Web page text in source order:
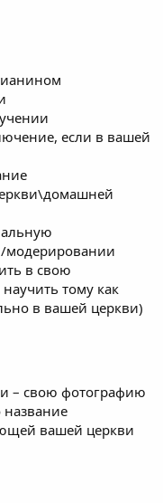
если в вашей
в свою
тому как
в вашей церкви)
– свою фотографию
название
вашей церкви